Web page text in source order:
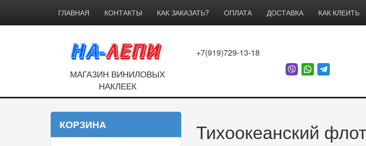
ГЛАВНАЯ КОНТАКТЫ КАК ЗАКАЗАТЬ? ОПЛАТА ДОСТАВКА КАК КЛЕИТЬ
МАГАЗИН ВИНИЛОВЫХ
НАКЛЕЕК
+7(919)729-13-18
Тихоокеанский
КОРЗИНА